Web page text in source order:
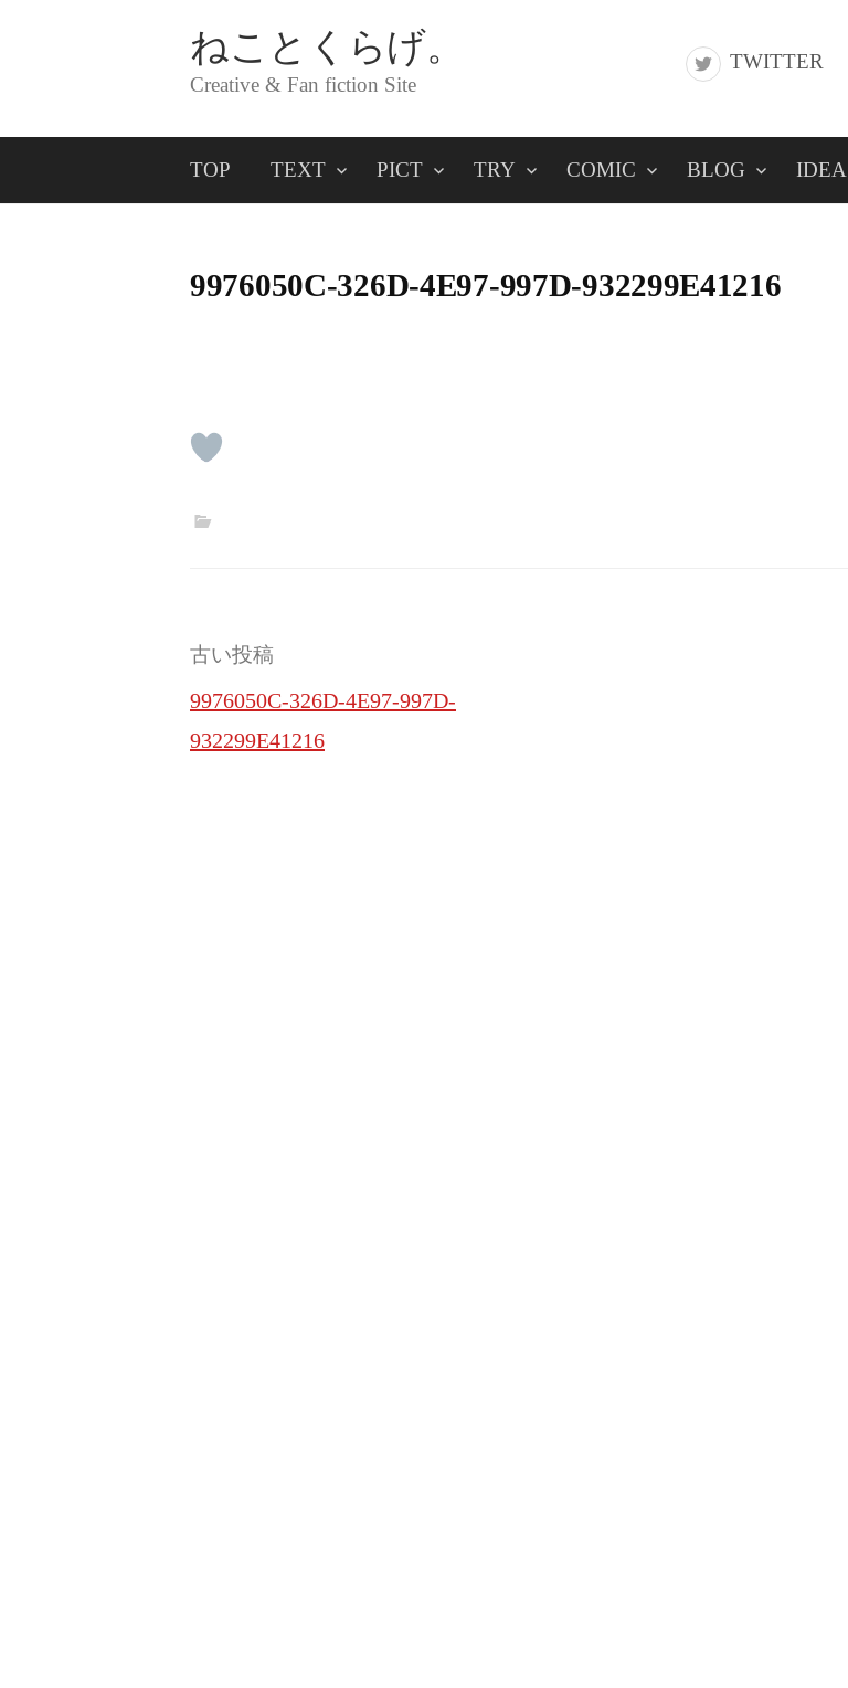
ン
ねことくらげ。
Creative & Fan fiction Site
TWITTER
TOP TEXT PICT TRY COMIC BLOG IDEA
9976050C-326D-4E97-997D-932299E41216
投
稿
ナ
古い投稿
9976050C-326D-4E97-997D-
932299E41216